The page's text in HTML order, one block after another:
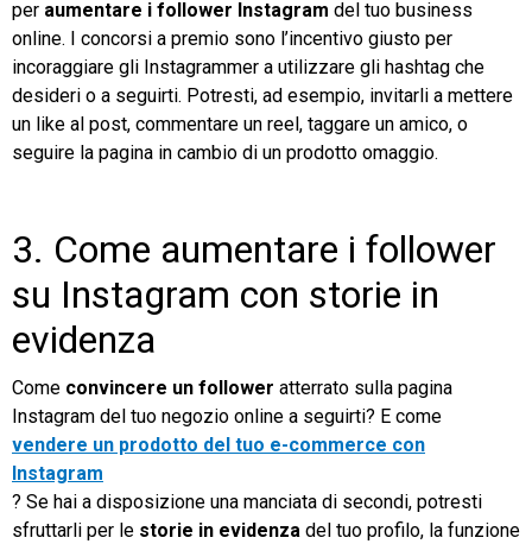
per aumentare i follower Instagram del tuo business
online. I concorsi a premio sono l’incentivo giusto per
incoraggiare gli Instagrammer a utilizzare gli hashtag che
desideri o a seguirti. Potresti, ad esempio, invitarli a mettere
un like al post, commentare un reel, taggare un amico, o
seguire la pagina in cambio di un prodotto omaggio.
3. Come aumentare i follower
su Instagram con storie in
evidenza
Come convincere un follower atterrato sulla pagina
Instagram del tuo negozio online a seguirti? E come
vendere un prodotto del tuo e-commerce con
Instagram
? Se hai a disposizione una manciata di secondi, potresti
sfruttarli per le storie in evidenza del tuo profilo, la funzione